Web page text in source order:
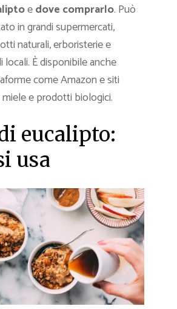
edove comprarlo. Può
in grandi supermercati,
naturali, erboristerie e
locali. È disponibile anche
come Amazon e siti
e prodotti biologici.
eucalipto:
usa